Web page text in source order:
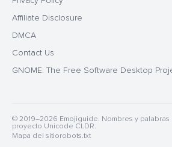
Affiliate Disclosure
DMCA
Contact Us
GNOME: The Free Software Desktop
© 2019–2026 Emojiguide. Nombres y
proyecto Unicode CLDR.
Mapa del sitiorobots.txt